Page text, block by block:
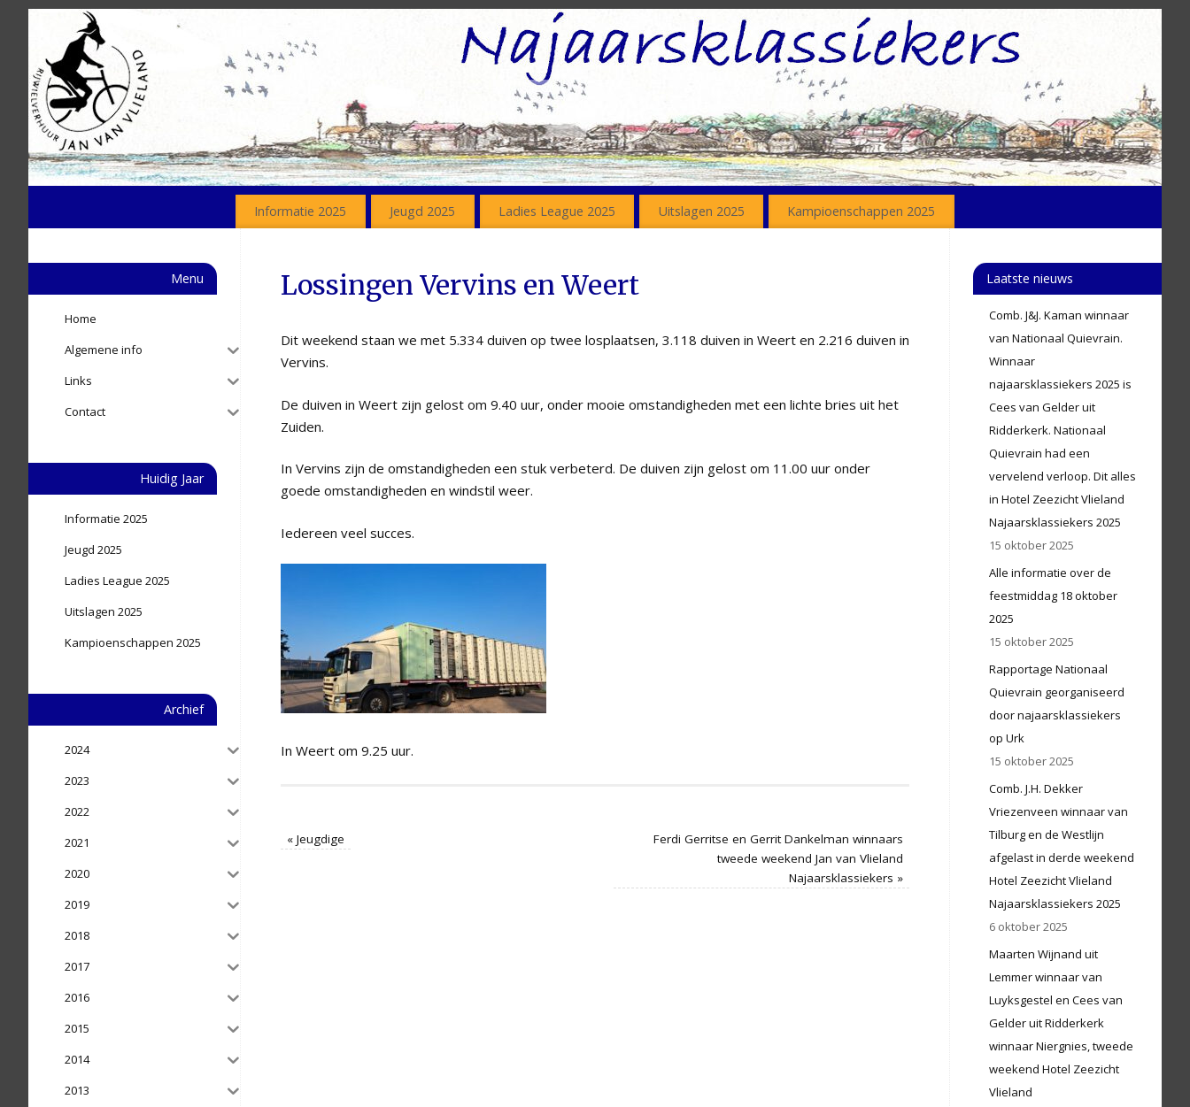
Informatie 2025 Jeugd 2025 Ladies League 2025 Uitslagen 2025 Kampioenschappen 2025
Lossingen Vervins en Weert
Dit weekend staan we met 5.334 duiven op twee losplaatsen, 3.118 duiven in Weert en 2.216 duiven in
Vervins.
De duiven in Weert zijn gelost om 9.40 uur, onder mooie omstandigheden met een lichte bries uit het
Zuiden.
In Vervins zijn de omstandigheden een stuk verbeterd. De duiven zijn gelost om 11.00 uur onder
goede omstandigheden en windstil weer.
Iedereen veel succes.
In Weert om 9.25 uur.
« Jeugdige
Ferdi Gerritse en Gerrit Dankelman winnaars
tweede weekend Jan van Vlieland
Najaarsklassiekers »
Menu
Home
Algemene info
Links
Contact
Huidig Jaar
Informatie 2025
Jeugd 2025
Ladies League 2025
Uitslagen 2025
Kampioenschappen 2025
Archief
2024
2023
2022
2021
2020
2019
2018
2017
2016
2015
2014
2013
Laatste nieuws
Comb. J&J. Kaman winnaar
van Nationaal Quievrain.
Winnaar
najaarsklassiekers 2025 is
Cees van Gelder uit
Ridderkerk. Nationaal
Quievrain had een
vervelend verloop. Dit alles
in Hotel Zeezicht Vlieland
Najaarsklassiekers 2025
15 oktober 2025
Alle informatie over de
feestmiddag 18 oktober
2025
15 oktober 2025
Rapportage Nationaal
Quievrain georganiseerd
door najaarsklassiekers
op Urk
15 oktober 2025
Comb. J.H. Dekker
Vriezenveen winnaar van
Tilburg en de Westlijn
afgelast in derde weekend
Hotel Zeezicht Vlieland
Najaarsklassiekers 2025
6 oktober 2025
Maarten Wijnand uit
Lemmer winnaar van
Luyksgestel en Cees van
Gelder uit Ridderkerk
winnaar Niergnies, tweede
weekend Hotel Zeezicht
Vlieland